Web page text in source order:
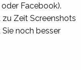
Facebook).
Zeit Screenshots
noch besser